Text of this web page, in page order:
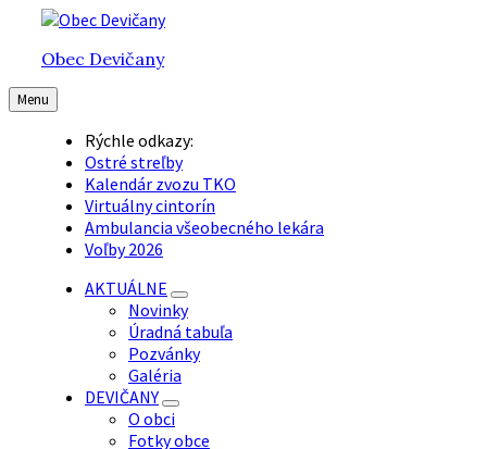
Preskočiť
obsah
Preskočiť
hlavnú
navigáciu
Preskočiť
pätičkuObec Devičany
Menu
Rýchle odkazy:
Ostré streľby
Kalendár zvozu TKO
Virtuálny cintorín
Ambulancia všeobecného lekára
Voľby 2026
AKTUÁLNE
Novinky
Úradná tabuľa
Pozvánky
Galéria
DEVIČANY
O obci
Fotky obce